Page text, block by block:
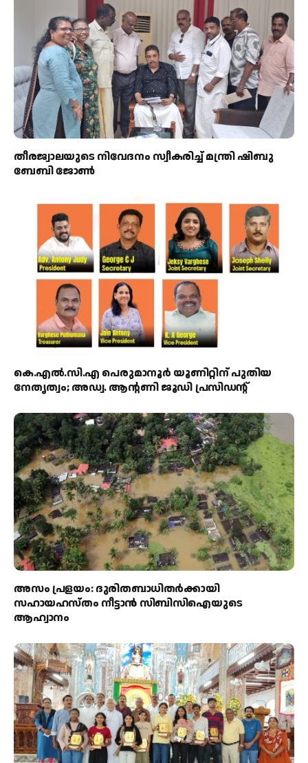
തീരജ്വാലയുടെ നിവേദനം സ്വീകരിച്ച് മന്ത്രി ഷിബു
ബേബി ജോൺ
കെ.എൽ.സി.എ പെരുമാനൂർ യൂണിറ്റിന് പുതിയ
നേതൃത്വം; അഡ്വ. ആന്റണി ജൂഡി പ്രസിഡന്റ്
അസം പ്രളയം: ദുരിതബാധിതർക്കായി
സഹായഹസ്തം നീട്ടാൻ സിബിസിഐയുടെ
ആഹ്വാനം